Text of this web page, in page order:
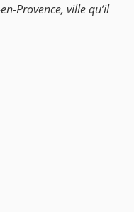
Provence, ville qu’il